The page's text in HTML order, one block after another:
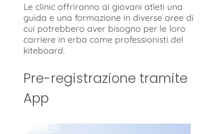
Le clinic offriranno ai giovani atleti una
guida e una formazione in diverse aree di
cui potrebbero aver bisogno per le loro
carriere in erba come professionisti del
kiteboard.
Pre-registrazione tramite
App